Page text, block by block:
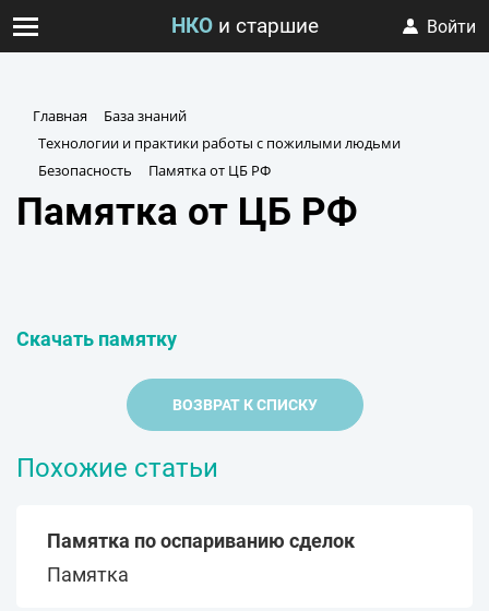
НКОи старшие Войти
Главная
База знаний
Технологии и практики работы с пожилыми людьми
Безопасность
Памятка от ЦБ РФ
Памятка от ЦБ РФ
Скачать памятку
ВОЗВРАТ К СПИСКУ
Похожие статьи
Памятка по оспариванию сделок
Памятка